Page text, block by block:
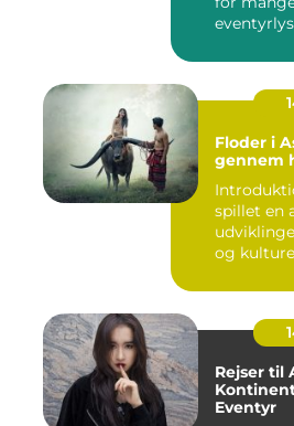
Floder i
gennem
spillet en
og
Rejser til
Eventyr